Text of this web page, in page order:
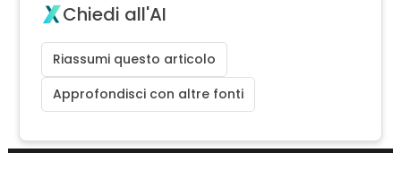
Chiedi all'AI
Riassumi questo articolo
Approfondisci con altre fonti